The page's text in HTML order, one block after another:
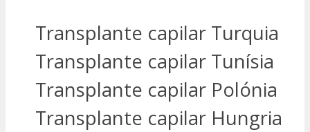
Transplante capilar Turquia
Transplante capilar Tunísia
Transplante capilar Polónia
Transplante capilar Hungria